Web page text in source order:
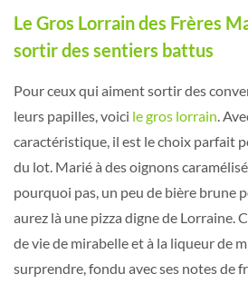
Le Gros Lorrain des Frères
sortir des sentiers battus
Pour ceux qui aiment sortir des
leurs papilles, voici le gros lorrain.
caractéristique, il est le choix parfait
du lot. Marié à des oignons
pourquoi pas, un peu de bière brune
aurez là une pizza digne de Lorraine.
de vie de mirabelle et à la liqueur de
surprendre, fondu avec ses notes de